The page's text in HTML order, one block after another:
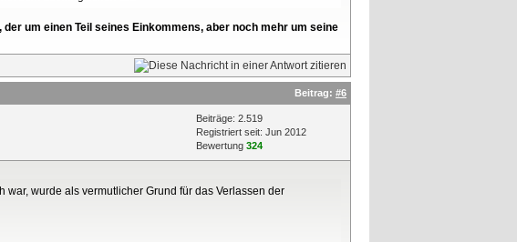
um einen Teil seines Einkommens, aber noch mehr um seine
Beitrag: #6
Beiträge: 2.519
Registriert seit: Jun 2012
Bewertung 324
wurde als vermutlicher Grund für das Verlassen der